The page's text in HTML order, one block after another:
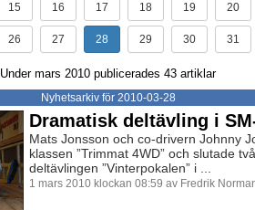
15 16 17 18 19 20
26 27 28 29 30 31
Under mars 2010 publicerades 43 artiklar
Nyhetsarkiv för 2010-03-28
Dramatisk deltävling i
Mats Jonsson och co-drivern Johnny
klassen ”Trimmat 4WD” och slutade
deltävlingen ”Vinterpokalen” i ...
1 mars 2010 klockan 08:59 av Fredrik